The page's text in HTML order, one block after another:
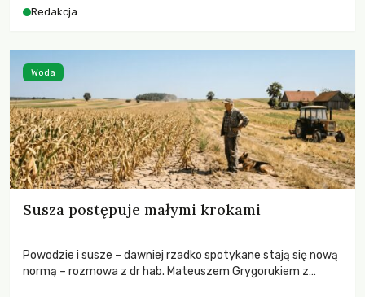
niezwykle korzystne rozwiązania dla przyrody i zwierząt,
funkcjonowania łowiectwa w Polsce.
Redakcja
Susza postępuje małymi krokami
Powodzie i susze – dawniej rzadko spotykane stają się nową
normą – rozmowa z dr hab. Mateuszem Grygorukiem z
Woda